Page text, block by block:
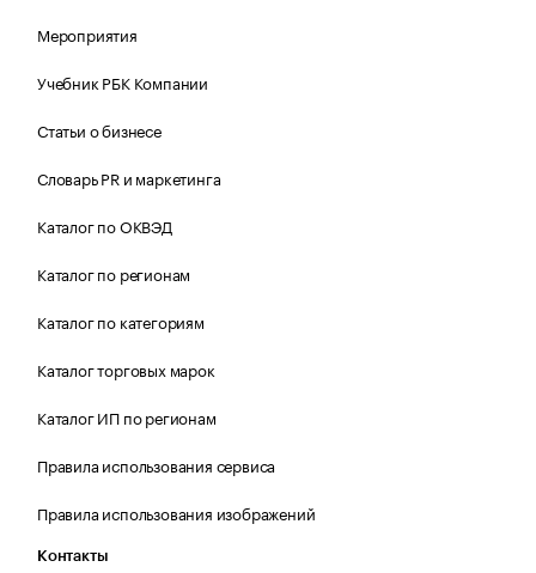
Мероприятия
Учебник РБК Компании
Статьи о бизнесе
Словарь PR и маркетинга
Каталог по ОКВЭД
Каталог по регионам
Каталог по категориям
Каталог торговых марок
Каталог ИП по регионам
Правила использования сервиса
Правила использования изображений
Контакты